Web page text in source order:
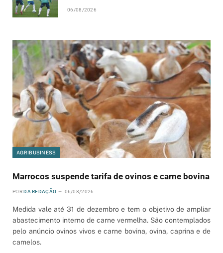
06/08/2026
AGRIBUSINESS
Marrocos suspende tarifa de ovinos e carne bovina
POR DA REDAÇÃO 06/08/2026
Medida vale até 31 de dezembro e tem o objetivo de ampliar
abastecimento interno de carne vermelha. São contemplados
pelo anúncio ovinos vivos e carne bovina, ovina, caprina e de
camelos.